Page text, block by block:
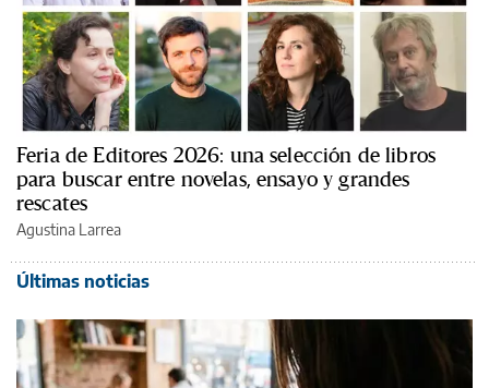
Feria de Editores 2026: una selección de libros
para buscar entre novelas, ensayo y grandes
rescates
Agustina Larrea
Últimas noticias